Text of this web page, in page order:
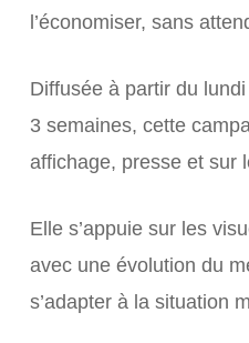
l’économiser, sans
Diffusée à partir du
3 semaines, cette
affichage, presse et sur
Elle s’appuie sur les
avec une évolution du
s’adapter à la situation